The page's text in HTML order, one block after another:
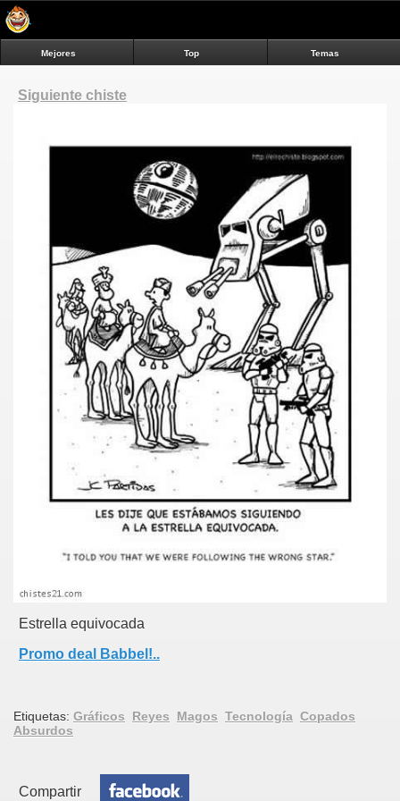
Mejores Top Temas
Siguiente chiste
Estrella equivocada
Promo deal Babbel!..
Etiquetas: Gráficos Reyes Magos Tecnología Copados
Absurdos
Compartir